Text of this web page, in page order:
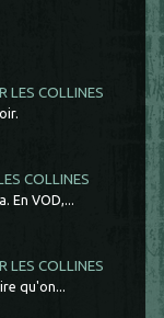
LES COLLINES
COLLINES
En VOD,...
LES COLLINES
qu'on...